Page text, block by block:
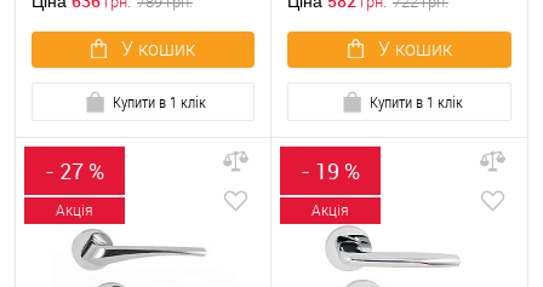
У кошик
Купити в 1 клік
У кошик
Купити в 1 клік
- 27 %
Акція
- 19 %
Акція